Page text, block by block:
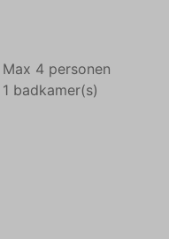
Max 4 personen
1 badkamer(s)